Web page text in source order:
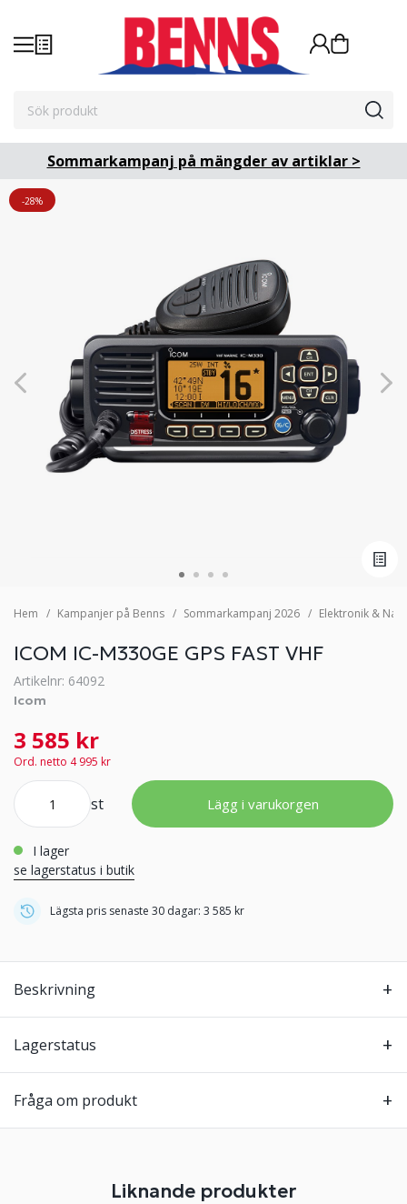
Sommarkampanj på mängder av artiklar >
-28%
Hem Kampanjer på Benns Sommarkampanj 2026 Elektronik &
ICOM IC-M330GE GPS FAST VHF
Artikelnr: 64092
Icom
3 585 kr
Ord. netto 4 995 kr
st Lägg i varukorgen
i lager
se lagerstatus i butik
Lägsta pris senaste 30 dagar: 3 585 kr
Beskrivning
Lagerstatus
Fråga om produkt
Liknande produkter